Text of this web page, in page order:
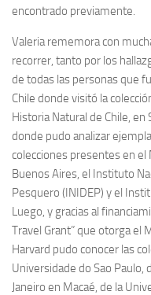
encontrado previamente.
Valeria rememora con
recorrer, tanto por los
de todas las personas que
Chile donde visitó la
Historia Natural de Chile, en
donde pudo analizar
colecciones presentes en el
Buenos Aires, el Instituto
Pesquero (INIDEP) y el
Luego, y gracias al
Travel Grant” que otorga el
Harvard pudo conocer las
Universidade do Sao Paulo,
Janeiro en Macaé, de la